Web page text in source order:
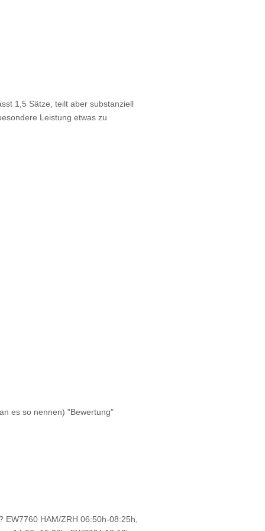
1,5 Sätze, teilt aber substanziell
Leistung etwas zu
es so nennen) "Bewertung"
EW7760 HAM/ZRH 06:50h-08:25h,